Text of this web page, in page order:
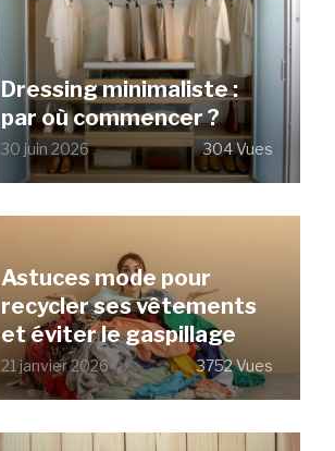
Dressing minimaliste :
par où commencer ?
30 juin 2026 304 Vues
Astuces mode pour
recycler ses vêtements
et éviter le gaspillage
21 janvier 2026 3752 Vues